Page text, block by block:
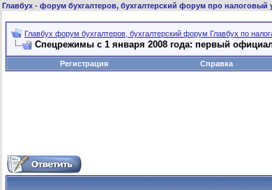
Главбух - форум бухгалтеров, бухгалтерский форум про
Главбух форум бухгалтеров, бухгалтерский форум Главбух по
Спецрежимы с 1 января 2008 года: первый
Регистрация
Справка